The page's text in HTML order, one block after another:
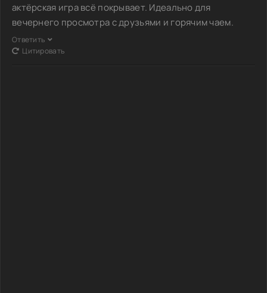
актёрская игра всё покрывает. Идеально для
вечернего просмотра с друзьями и горячим чаем.
Ответить
Цитировать